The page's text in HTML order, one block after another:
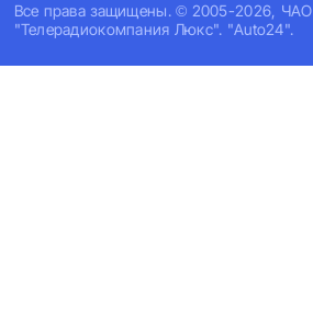
Все права защищены. © 2005-2026, ЧАО
"Телерадиокомпания Люкс". "Auto24".